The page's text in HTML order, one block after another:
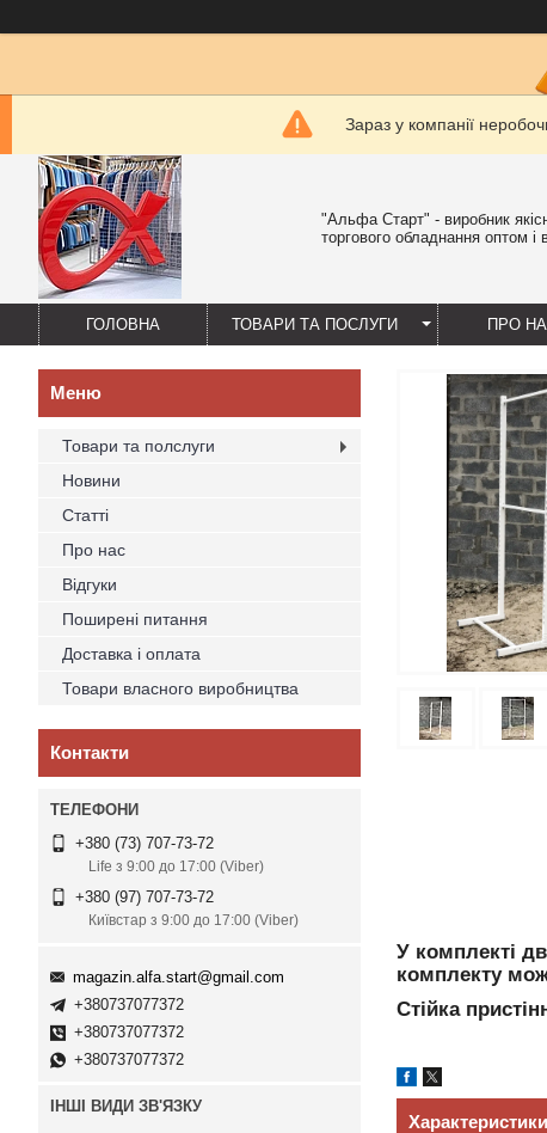
Зараз у компанії
"Альфа Старт" - виробник
торгового обладнання оптом і
ГОЛОВНА ТОВАРИ ТА ПОСЛУГИ ПРО
У комплекті
комплекту
Стійка
Характеристики
Товари та полслуги
Новини
Статті
Про нас
Відгуки
Поширені питання
Доставка і оплата
Товари власного виробництва
Контакти
+380 (73) 707-73-72
Life з 9:00 до 17:00 (Viber)
+380 (97) 707-73-72
Київстар з 9:00 до 17:00 (Viber)
magazin.alfa.start@gmail.com
+380737077372
+380737077372
+380737077372
ІНШІ ВИДИ ЗВ'ЯЗКУ